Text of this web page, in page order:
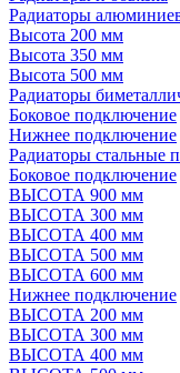
Радиаторы
Высота 200 мм
Высота 350 мм
Высота 500 мм
Радиаторы
Боковое подключение
Нижнее подключение
Радиаторы стальные
Боковое подключение
ВЫСОТА 900 мм
ВЫСОТА 300 мм
ВЫСОТА 400 мм
ВЫСОТА 500 мм
ВЫСОТА 600 мм
Нижнее подключение
ВЫСОТА 200 мм
ВЫСОТА 300 мм
ВЫСОТА 400 мм